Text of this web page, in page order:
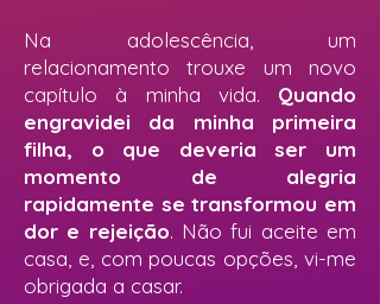
Na adolescência, um
relacionamento trouxe um novo
capítulo à minha vida. Quando
engravidei da minha primeira
filha, o que deveria ser um
momento de alegria
rapidamente se transformou em
dor e rejeição. Não fui aceite em
casa, e, com poucas opções, vi-me
obrigada a casar.